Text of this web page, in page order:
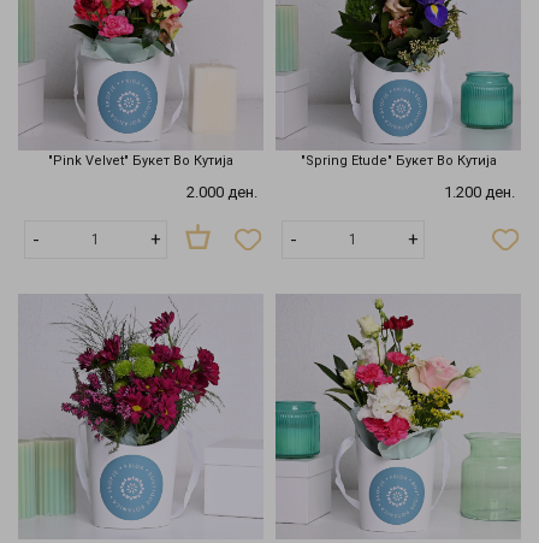
"Pink Velvet" Букет Во Кутија
2.000 ден.
- +
"Spring Etude" Букет Во Кутија
1.200 ден.
- +